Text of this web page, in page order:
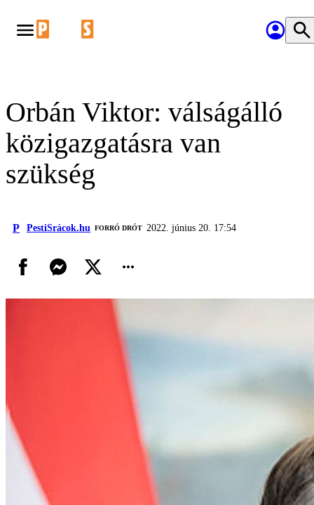
Orbán Viktor: válságálló
közigazgatásra van
szükség
P PestiSrácok.hu FORRÓ DRÓT 2022. június 20. 17:54